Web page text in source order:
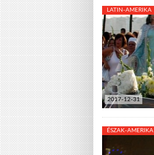
2017-12-31
LATIN-AMERIKA
ÉSZAK-AMERIKA